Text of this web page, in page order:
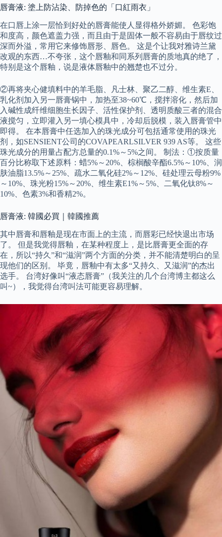
唇膏液: 塗上防沾染、防掉色的「口紅雨衣」
在口唇上涂一层恰到好处的唇膏能使人显得格外娇媚。 色彩饱
和度高，颜色遮盖力强，而且由于是固体一般不容易由于唇纹过
深而外溢，常用它来修饰唇形、唇色。 这是个让我对雅诗兰黛
改观的东西…不夸张，这个唇釉和同系列唇膏的质地真的绝了，
特别是这个唇釉，说是液体唇釉中的翘楚也不过分。
②再将夹心健填料中的羊毛脂、凡士林、聚乙二醇、维生素E、
乳化剂加入另一唇膏锅中，加热至38~60℃，搅拌溶化，然后加
入碱性成纤维细胞生长因子、活性保护剂、透明质酸三者的混合
液搅匀，立即灌入另一填心模具中，冷却后脱模，装入唇膏管中
即得。 在本唇膏中任选加入的珠光成分可包括通常使用的珠光
剂，如SENSIENT公司的COVAPEARLSILVER 939 AS等。 这些
珠光成分的用量占配方总量的0.1%～5%之间。 制法：①按质量
百分比称取下述原料：蜡5%～20%、棕榈酸辛酯6.5%～10%、润
肤油脂13.5%～25%、疏水二氧化硅2%～12%、硅处理云母粉9%
～10%、珠光粉15%～20%、维生素E1%～5%、二氧化钛8%～
10%、色素3%和香精2%。
唇膏液: 韓國必買｜韓國推薦
其中唇膏和唇釉是现在市面上的主流，而唇彩已经快退出市场
了。 但是我觉得唇釉，在某种程度上，是比唇膏更全面的存
在，所以“持久”和“滋润”两个方面的分类，并不能清楚明白的呈
现他们的区别。 毕竟，唇釉中有太多“又持久、又滋润”的杰出
选手。 台湾好像叫“液态唇膏”（我关注的几个台湾博主都这么
叫~），我觉得台湾叫法可能更容易理解。